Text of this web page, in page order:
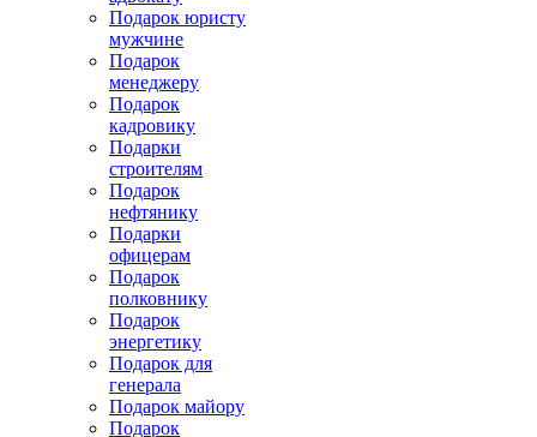
Подарок юристу
мужчине
Подарок
менеджеру
Подарок
кадровику
Подарки
строителям
Подарок
нефтянику
Подарки
офицерам
Подарок
полковнику
Подарок
энергетику
Подарок для
генерала
Подарок майору
Подарок